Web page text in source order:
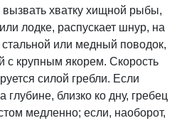
вызвать хватку хищной рыбы,
лодке, распускает шнур, на
стальной или медный поводок,
с крупным якорем. Скорость
силой гребли. Если
глубине, близко ко дну, гребец
медленно; если, наоборот,